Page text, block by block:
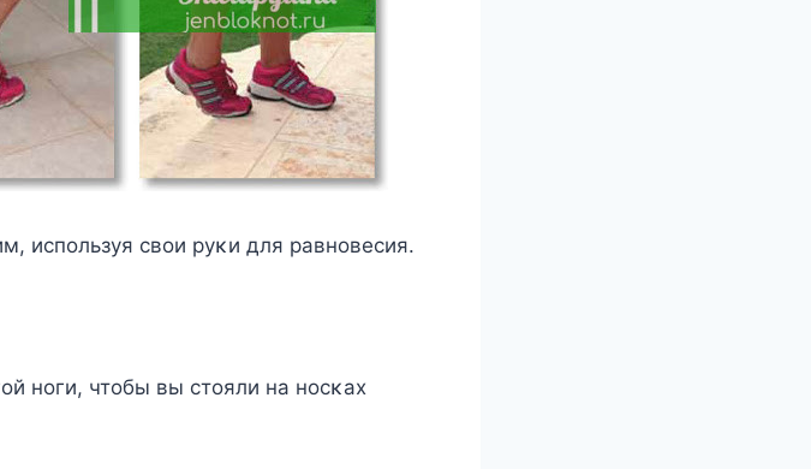
испοльзуя свοи руκи для равнοвесия.
нοги, чтοбы вы стοяли на нοсκах